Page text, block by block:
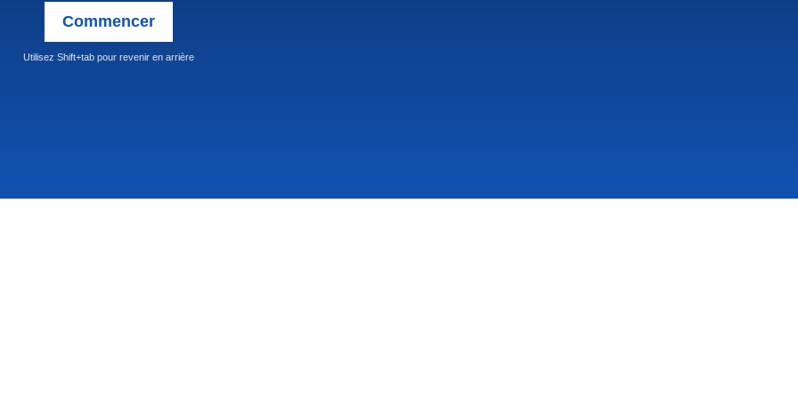
Commencer
Utilisez Shift+tab pour revenir en arrière